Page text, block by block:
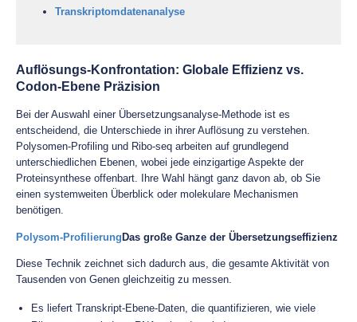
Transkriptomdatenanalyse
Auflösungs-Konfrontation: Globale Effizienz vs.
Codon-Ebene Präzision
Bei der Auswahl einer Übersetzungsanalyse-Methode ist es
entscheidend, die Unterschiede in ihrer Auflösung zu verstehen.
Polysomen-Profiling und Ribo-seq arbeiten auf grundlegend
unterschiedlichen Ebenen, wobei jede einzigartige Aspekte der
Proteinsynthese offenbart. Ihre Wahl hängt ganz davon ab, ob Sie
einen systemweiten Überblick oder molekulare Mechanismen
benötigen.
Polysom-Profilierung Das große Ganze der Übersetzungseffizienz
Diese Technik zeichnet sich dadurch aus, die gesamte Aktivität von
Tausenden von Genen gleichzeitig zu messen.
Es liefert Transkript-Ebene-Daten, die quantifizieren, wie viele